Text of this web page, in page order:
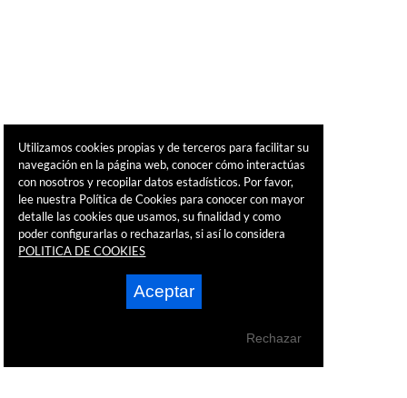
Utilizamos cookies propias y de terceros para facilitar su
navegación en la página web, conocer cómo interactúas
con nosotros y recopilar datos estadísticos. Por favor,
lee nuestra Política de Cookies para conocer con mayor
detalle las cookies que usamos, su finalidad y como
poder configurarlas o rechazarlas, si así lo considera
POLITICA DE COOKIES
Aceptar
Rechazar